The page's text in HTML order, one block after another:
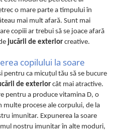
o mare parte a timpului în
mai mult afară. Sunt mai
copiii ar trebui să se joace afară
jucării de exterior creative.
copilului la soare
pentru ca micuţul tău să se bucure
de exterior cât mai atractive.
pentru a produce vitamina D, o
multe procese ale corpului, de la
imunitar. Expunerea la soare
nostru imunitar în alte moduri,